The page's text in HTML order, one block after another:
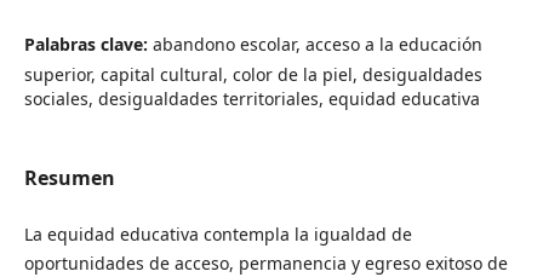
Palabras clave: abandono escolar, acceso a la educación
superior, capital cultural, color de la piel, desigualdades
sociales, desigualdades territoriales, equidad educativa
Resumen
La equidad educativa contempla la igualdad de
oportunidades de acceso, permanencia y egreso exitoso de